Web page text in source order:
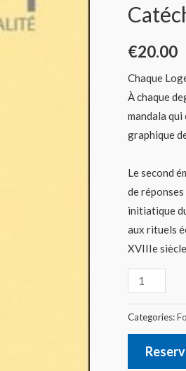
€20.00
Chaque
À chaque
mandala
graphique
Le second
de
initiatique
aux rituels
XVIIIe
Categories: